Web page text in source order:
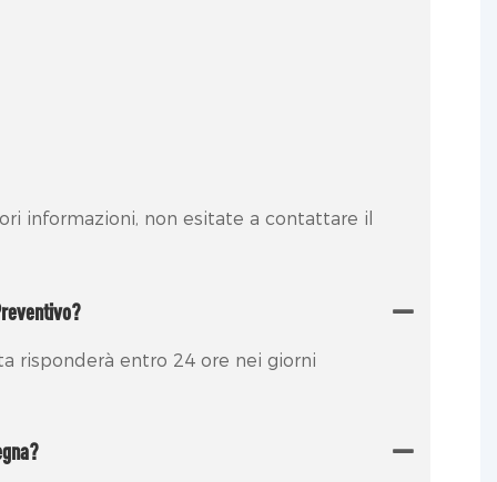
informazioni, non esitate a contattare il
risponderà entro 24 ore nei giorni